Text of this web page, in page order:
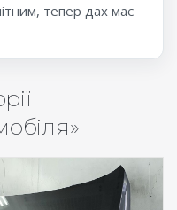
тепер дах має